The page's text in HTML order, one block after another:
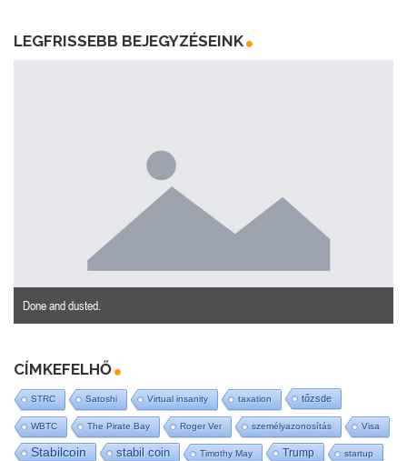
LEGFRISSEBB BEJEGYZÉSEINK
Done and dusted.
CÍMKEFELHŐ
STRC Satoshi Virtual insanity taxation tőzsde
WBTC The Pirate Bay Roger Ver személyazonosítás Visa
Stabilcoin stabil coin Timothy May Trump startup